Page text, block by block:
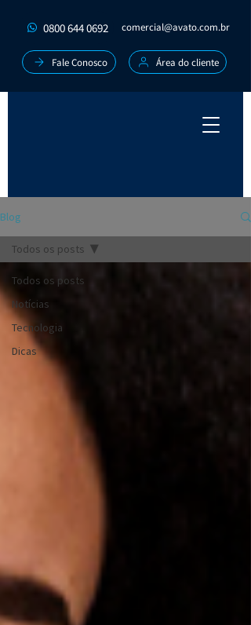
0800 644 0692 comercial@avato.com.br
Fale Conosco Área do cliente
Blog
Todos os posts
Notícias
Tecnologia
Dicas
Todos os posts